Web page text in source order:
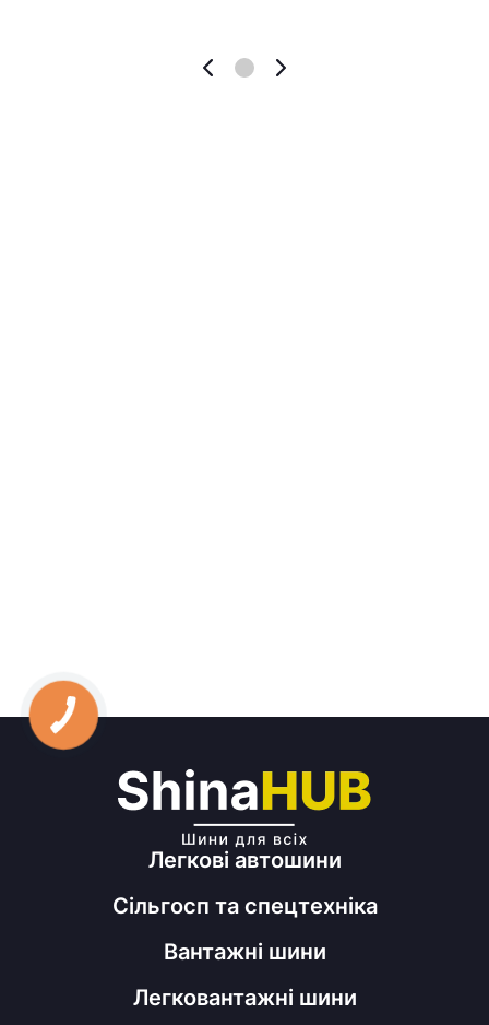
Легкові автошини
Сільгосп та спецтехніка
Вантажні шини
Легковантажні шини